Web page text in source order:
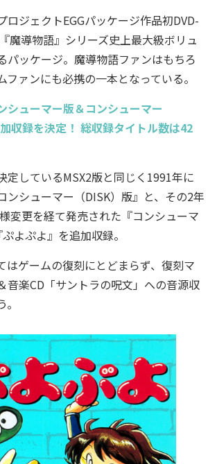
ジェクトEGGパッケージ作品初DVD-
魔導物語』シリーズ史上最大級ボリュ
パッケージ。魔導物語ファンはもちろ
ファンにも必携の一本となっている。
シューマー版＆コンシューマー
加収録を決定！ 総収録タイトル数は42
定しているMSX2版と同じく1991年に
ンシューマー（DISK）版』と、その2年
変更を経て発売された『コンシューマ
よぷよ』を追加収録。
はゲームの復刻にとどまらず、復刻マ
音楽CD「サントラの呪文」への音源収